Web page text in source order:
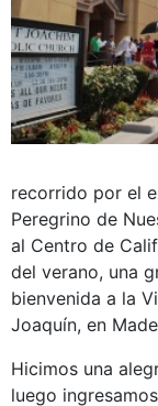
recorrido por el
Peregrino de
al Centro de
del verano, una
bienvenida a la
Joaquín, en
Hicimos una
luego